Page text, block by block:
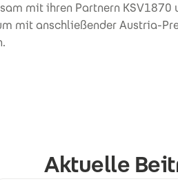
mit ihren Partnern KSV1870
mit anschließender Austria-
Aktuelle